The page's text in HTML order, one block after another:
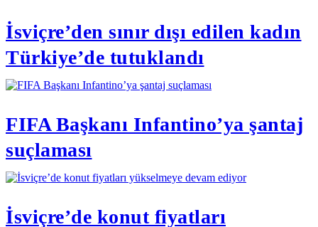
İsviçre’den sınır dışı edilen kadın
Türkiye’de tutuklandı
FIFA Başkanı Infantino’ya şantaj
suçlaması
İsviçre’de konut fiyatları